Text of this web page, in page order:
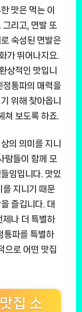
맛은 먹는 이
리고, 면발 또
숙성된 면발은
가 뛰어나지요.
상적인 맛입니
정통파의 매력을
위해 찾아옵니
쳐 보도록 하죠.
의 의미를 지니
람들이 함께 모
임입니다. 맛있
를 지니기 때문
즐깁니다. 대
제나 더 특별하
통파를 특별하
으로 어떤 맛집
집 소